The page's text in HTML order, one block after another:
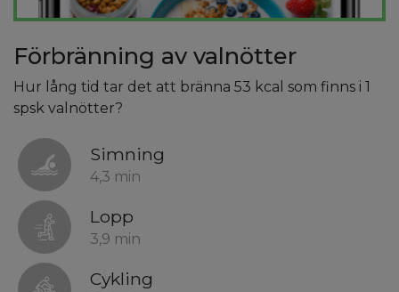
Förbränning av valnötter
Hur lång tid tar det att bränna 53 kcal som finns i 1
spsk valnötter?
Simning
4,3 min
Lopp
3,9 min
Cykling